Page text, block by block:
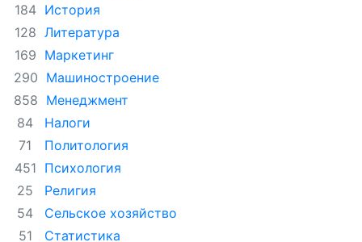
184 История
128 Литература
169 Маркетинг
290 Машиностроение
858 Менеджмент
84
Налоги
71
Политология
451 Психология
25
Религия
54
Сельское хозяйство
51
Статистика